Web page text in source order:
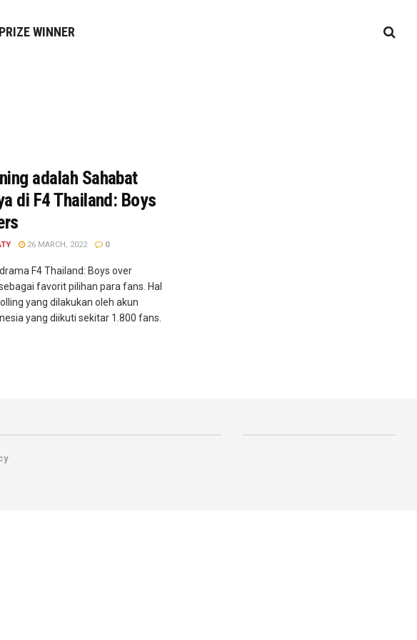
PRIZE WINNER
adalah Sahabat
di F4 Thailand: Boys
26 MARCH, 2022 0
F4 Thailand: Boys over
favorit pilihan para fans. Hal
yang dilakukan oleh akun
yang diikuti sekitar 1.800 fans.